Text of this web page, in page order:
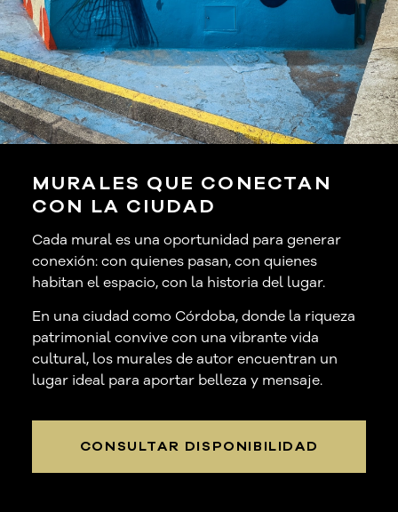
MURALES QUE CONECTAN
CON LA CIUDAD
Cada mural es una oportunidad para generar
conexión: con quienes pasan, con quienes
habitan el espacio, con la historia del lugar.
En una ciudad como Córdoba, donde la riqueza
patrimonial convive con una vibrante vida
cultural, los murales de autor encuentran un
lugar ideal para aportar belleza y mensaje.
CONSULTAR DISPONIBILIDAD